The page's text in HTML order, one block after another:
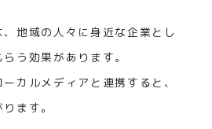
地域の人々に身近な企業とし
う効果があります。
カルメディアと連携すると、
ます。